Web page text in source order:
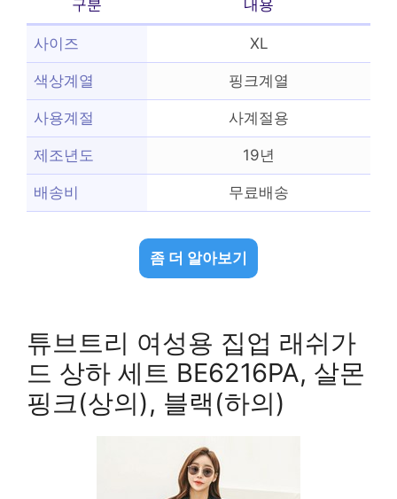
구분 내용
사이즈 XL
색상계열 핑크계열
사용계절 사계절용
제조년도 19년
배송비 무료배송
좀 더 알아보기
튜브트리 여성용 집업 래쉬가
드 상하 세트 BE6216PA, 살몬
핑크(상의), 블랙(하의)